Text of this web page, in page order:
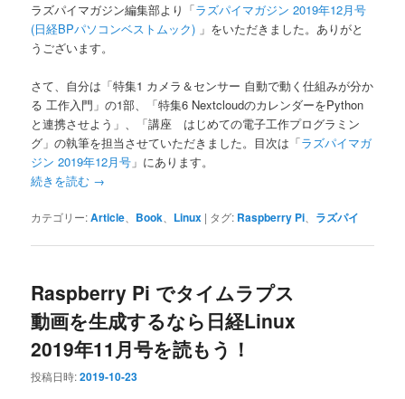
ラズパイマガジン編集部より「ラズパイマガジン 2019年12月号
(日経BPパソコンベストムック) 」をいただきました。ありがと
うございます。
さて、自分は「特集1 カメラ＆センサー 自動で動く仕組みが分か
る 工作入門」の1部、「特集6 NextcloudのカレンダーをPython
と連携させよう」、「講座 はじめての電子工作プログラミン
グ」の執筆を担当させていただきました。目次は「ラズパイマガ
ジン 2019年12月号 」にあります。
続きを読む →
カテゴリー:Article、 Book、 Linux | タグ: Raspberry Pi、 ラズパイ
Raspberry Pi でタイムラプス
動画を生成するなら日経Linux
2019年11月号を読もう！
投稿日時:2019-10-23